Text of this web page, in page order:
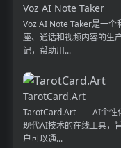
Voz AI Note Taker
Voz AI Note Taker是一个
座、通话和视频内容的生
记，帮助用...
TarotCard.Art
TarotCard.Art——AI个性
现代AI技术的在线工具，
户可以通...